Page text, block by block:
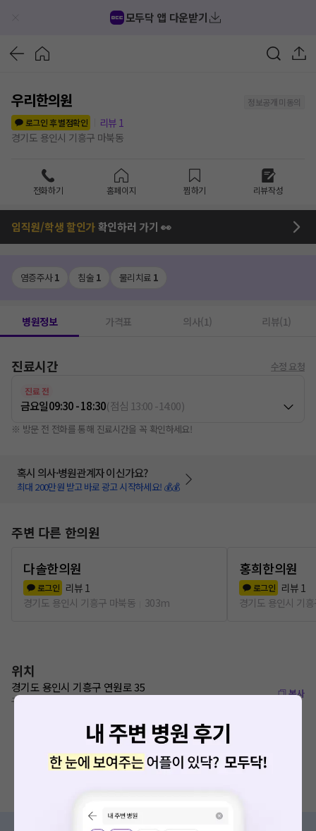
모두닥 앱 다운받기
우리한의원
정보공개 미동의
로그인 후 별점확인
리뷰 1
경기도 용인시 기흥구 마북동
전화하기 홈페이지 찜하기 리뷰작성
임직원/학생 할인가확인하러 가기 👀
염증주사1 침술 1 물리치료 1
병원정보 가격표 의사(1) 리뷰(1)
진료시간 수정 요청
진료 전
금요일09:30 - 18:30(점심 13:00-14:00)
※ 방문 전 전화를 통해 진료시간을 꼭 확인하세요!
혹시 의사·병원관계자 이신가요?
최대 200만원 받고 바로 광고 시작하세요! 💰💰
주변 다른 한의원
다솔한의원
로그인 리뷰 1
경기도 용인시 기흥구 마북동
303m
홍희한의원
로그인 리뷰 1
경기도 용인시 기
위치
경기도 용인시 기흥구 연원로 35
구성역 520m
복사